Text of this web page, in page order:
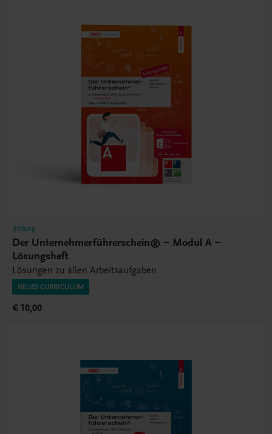
Bildung
Der Unternehmerführerschein® – Modul A –
Lösungsheft
Lösungen zu allen Arbeitsaufgaben
NEUES CURRICULUM
€ 10,00